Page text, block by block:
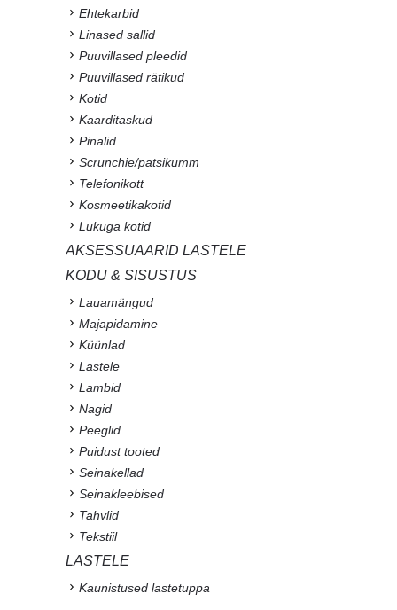
Ehtekarbid
Linased sallid
Puuvillased pleedid
Puuvillased rätikud
Kotid
Kaarditaskud
Pinalid
Scrunchie/patsikumm
Telefonikott
Kosmeetikakotid
Lukuga kotid
AKSESSUAARID LASTELE
KODU & SISUSTUS
Lauamängud
Majapidamine
Küünlad
Lastele
Lambid
Nagid
Peeglid
Puidust tooted
Seinakellad
Seinakleebised
Tahvlid
Tekstiil
LASTELE
Kaunistused lastetuppa